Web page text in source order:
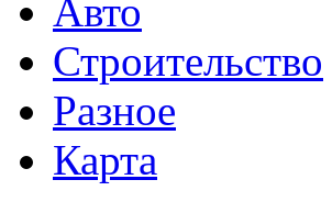
Авто
Строительство
Разное
Карта